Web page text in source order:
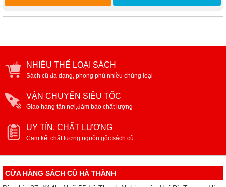
NHIỀU THỂ LOẠI SÁCH
Sách cũ đa dạng, phong phú nhiều chủng loại
VẬN CHUYỂN SIÊU TỐC
Giao hàng tận nơi,đảm bảo chất lượng
UY TÍN, CHẤT LƯỢNG
Cam kết chất lượng nguồn gốc sách cũ
CỬA HÀNG SÁCH CŨ HÀ THÀNH